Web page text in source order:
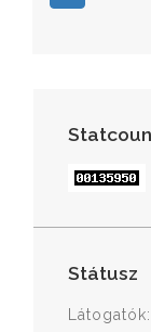
Státusz